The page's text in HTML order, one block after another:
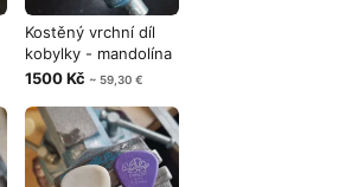
Kostěný vrchní díl
kobylky - mandolína
1500 Kč ~ 59,30 €